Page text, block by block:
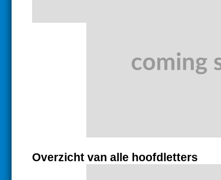
Overzicht van alle hoofdletters